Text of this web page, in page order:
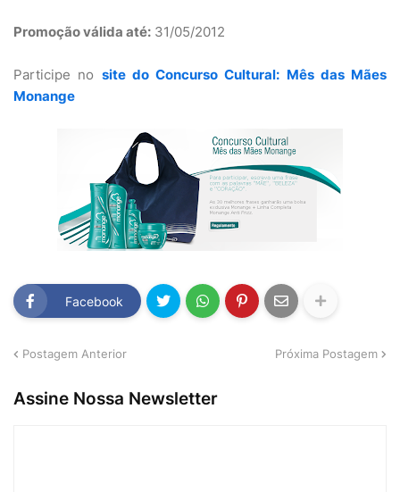
Promoção válida até: 31/05/2012
Participe no site do Concurso Cultural: Mês das Mães
Monange
Facebook
Postagem Anterior Próxima Postagem
Assine Nossa Newsletter